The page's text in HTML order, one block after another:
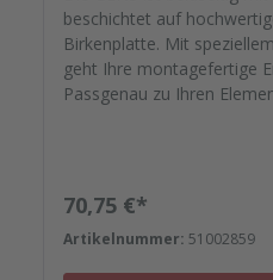
beschichtet auf
Birkenplatte. Mit
geht Ihre montagefertige
Passgenau zu Ihren
Regulärer Preis:
70,75 €*
Artikelnummer: 51002859